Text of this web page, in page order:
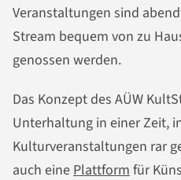
Veranstaltungen sind
Stream bequem von zu
genossen werden.
Das Konzept des AÜW
Unterhaltung in einer Zeit,
Kulturveranstaltungen rar
auch eine Plattform für